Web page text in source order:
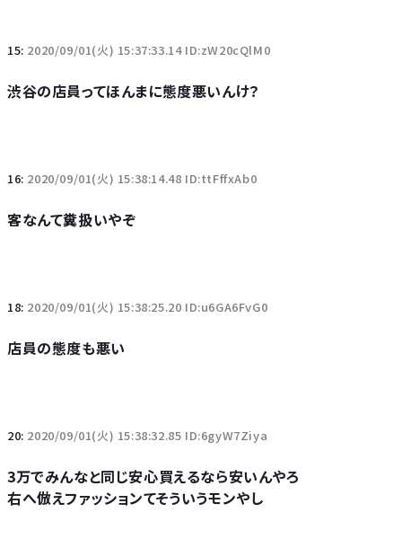
15: 2020/09/01(火) 15:37:33.14 ID:zW20cQlM0
渋谷の店員ってほんまに態度悪いんけ？
16: 2020/09/01(火) 15:38:14.48 ID:ttFffxAb0
客なんて糞扱いやぞ
18: 2020/09/01(火) 15:38:25.20 ID:u6GA6FvG0
店員の態度も悪い
20: 2020/09/01(火) 15:38:32.85 ID:6gyW7Ziya
3万でみんなと同じ安心買えるなら安いんやろ
右へ倣えファッションてそういうモンやし